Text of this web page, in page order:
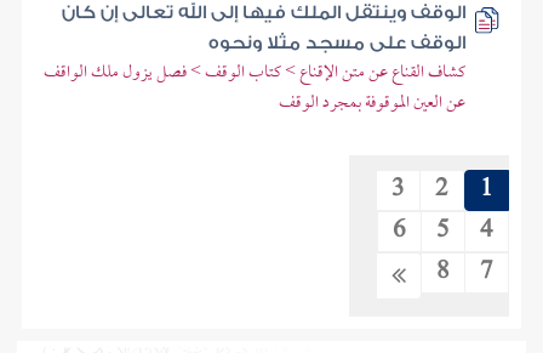
الوقف وينتقل الملك فيها إلى الله تعالى إن كان
الوقف على مسجد مثلا ونحوه
كشاف القناع عن متن الإقناع > كتاب الوقف > فصل يزول ملك الواقف
عن العين الموقوفة بمجرد الوقف
1
2
3
4
5
6
7
8